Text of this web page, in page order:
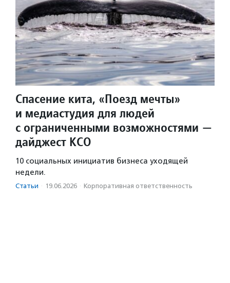
Спасение кита, «Поезд мечты»
и медиастудия для людей
с ограниченными возможностями —
дайджест КСО
10 социальных инициатив бизнеса уходящей
недели.
Статьи · 19.06.2026 · Корпоративная ответственность